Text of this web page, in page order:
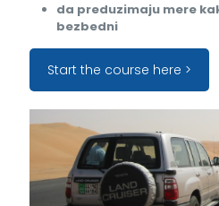
da preduzimaju mere
bezbedni
Start the course here >